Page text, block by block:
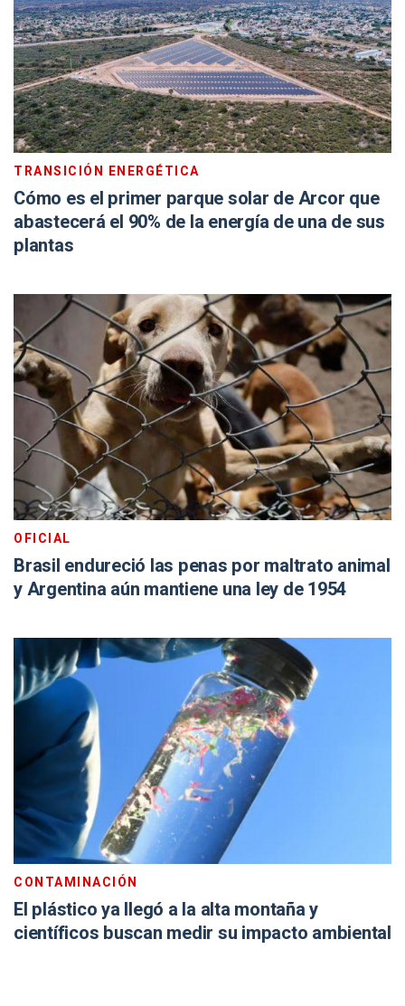
TRANSICIÓN ENERGÉTICA
Cómo es el primer parque solar de Arcor que
abastecerá el 90% de la energía de una de sus
plantas
OFICIAL
Brasil endureció las penas por maltrato animal
y Argentina aún mantiene una ley de 1954
CONTAMINACIÓN
El plástico ya llegó a la alta montaña y
científicos buscan medir su impacto ambiental